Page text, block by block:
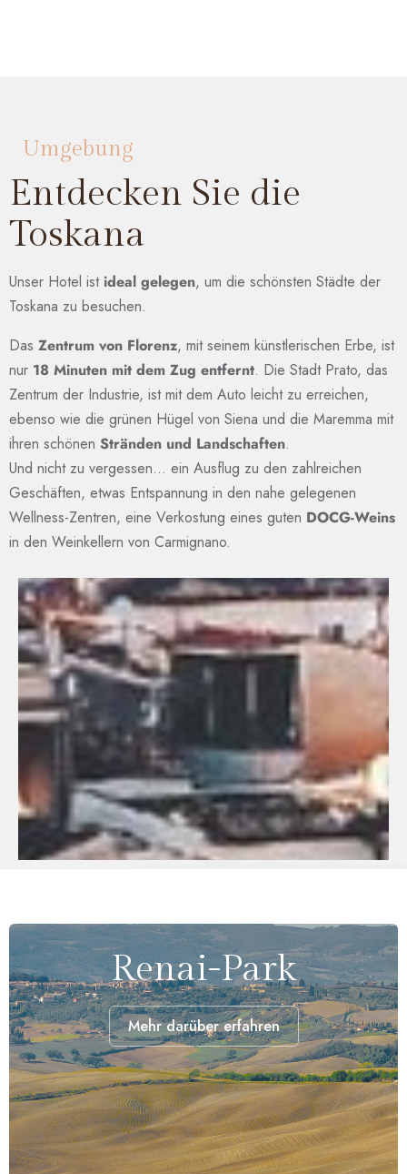
Umgebung
Entdecken Sie die
Toskana
Unser Hotel ist ideal gelegen, um die schönsten Städte der
Toskana zu besuchen.
Das Zentrum von Florenz, mit seinem künstlerischen Erbe, ist
nur 18 Minuten mit dem Zug entfernt. Die Stadt Prato, das
Zentrum der Industrie, ist mit dem Auto leicht zu erreichen,
ebenso wie die grünen Hügel von Siena und die Maremma mit
ihren schönen Stränden und Landschaften.
Und nicht zu vergessen… ein Ausflug zu den zahlreichen
Geschäften, etwas Entspannung in den nahe gelegenen
Wellness-Zentren, eine Verkostung eines guten DOCG-Weins
in den Weinkellern von Carmignano.
Renai-Park
Mehr darüber erfahren